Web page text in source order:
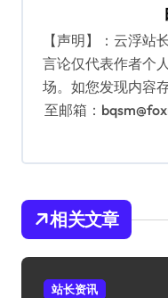
【声明】：云浮站
言论仅代表作者个
场。如您发现内容
至邮箱：
相关文章
站长资讯